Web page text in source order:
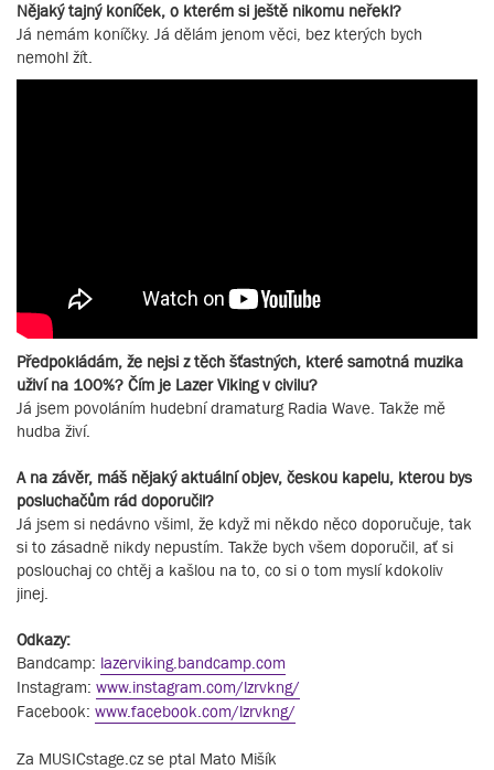
Nějaký tajný koníček, o kterém si ještě nikomu neřekl?
Já nemám koníčky. Já dělám jenom věci, bez kterých bych
nemohl žít.
Předpokládám, že nejsi z těch šťastných, které samotná muzika
uživí na 100%? Čím je Lazer Viking v civilu?
Já jsem povoláním hudební dramaturg Radia Wave. Takže mě
hudba živí.
A na závěr, máš nějaký aktuální objev, českou kapelu, kterou bys
posluchačům rád doporučil?
Já jsem si nedávno všiml, že když mi někdo něco doporučuje, tak
si to zásadně nikdy nepustím. Takže bych všem doporučil, ať si
poslouchaj co chtěj a kašlou na to, co si o tom myslí kdokoliv
jinej.
Odkazy:
Bandcamp: lazerviking.bandcamp.com
Instagram: www.instagram.com/lzrvkng/
Facebook: www.facebook.com/lzrvkng/
Za MUSICstage.cz se ptal Mato Mišík